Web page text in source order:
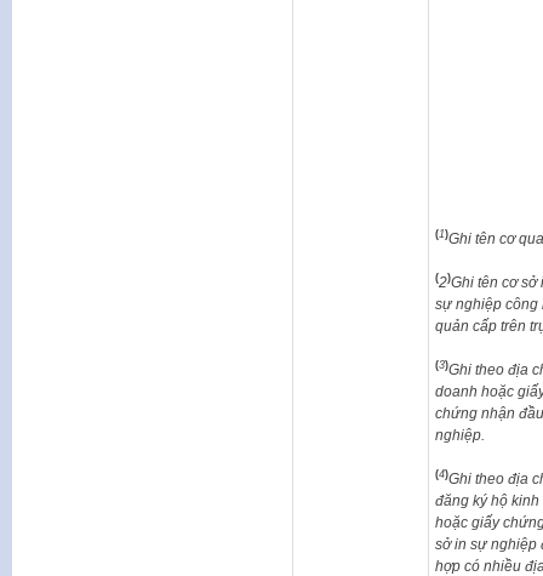
(1)Ghi tên cơ
(2)Ghi tên cơ sở
sự nghiệp công
quản cấp trên
(3)Ghi theo địa
doanh hoặc
chứng nhận
nghiệp.
(4)Ghi theo địa
đăng ký hộ
hoặc giấy
sở in sự nghiệp
hợp có nhiều